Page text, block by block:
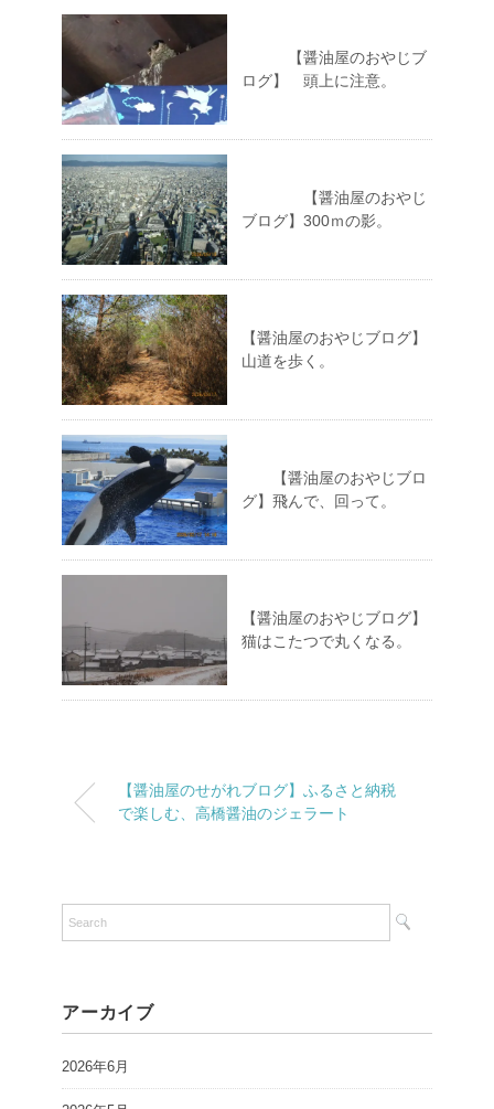
【醤油屋のおやじブ
ログ】 頭上に注意。
【醤油屋のおやじ
ブログ】300ｍの影。
【醤油屋のおやじブログ】
山道を歩く。
【醤油屋のおやじブロ
グ】飛んで、回って。
【醤油屋のおやじブログ】
猫はこたつで丸くなる。
【醤油屋のせがれブログ】ふるさと納税
で楽しむ、高橋醤油のジェラート
アーカイブ
2026年6月